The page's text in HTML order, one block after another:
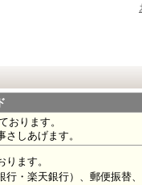
おります。
しあげます。
ます。
行・楽天銀行）、郵便振替